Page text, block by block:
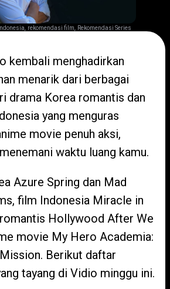
, rekomendasi film, Rekomendasi Series
kembali menghadirkan
menarik dari berbagai
drama Korea romantis dan
yang menguras
movie penuh aksi,
waktu luang kamu.
Azure Spring dan Mad
film Indonesia Miracle in
Hollywood After We
movie My Hero Academia:
Berikut daftar
tayang di Vidio minggu ini.